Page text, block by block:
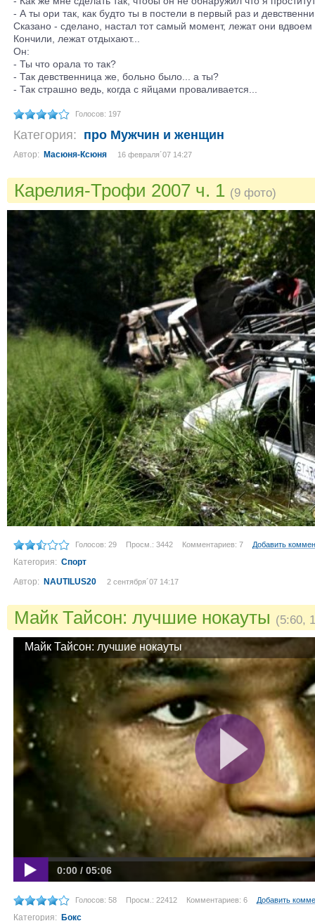
- А ты ори так, как будто ты в постели в первый раз и
Сказано - сделано, настал тот самый момент, лежат они вдвоем
Кончили, лежат отдыхают...
Он:
- Ты что орала то так?
- Так девственница же, больно было... а ты?
- Так страшно ведь, когда с яйцами проваливается...
Голосов: 197
Категория: про Мужчин и женщин
Автор: Масюня-Ксюня 16 февраля´07 14:27
Карелия-Трофи 2007 ч. 1 (9 фото)
Голосов: 29 Просм.: 3442 Комментариев: 7 Добавить
Категория: Спорт
Автор: NAUTILUS20 2 сентября´07 14:17
Майк Тайсон: лучшие нокауты (5:60,
Майк Тайсон: лучшие нокауты
0:00 / 05:06
Голосов: 58 Просм.: 22412 Комментариев: 6 Добавить
Категория: Бокс